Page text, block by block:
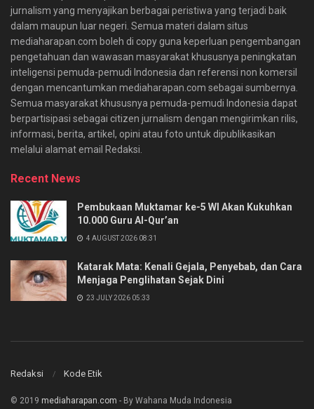
jurnalism yang menyajikan berbagai peristiwa yang terjadi baik
dalam maupun luar negeri. Semua materi dalam situs
mediaharapan.com boleh di copy guna keperluan pengembangan
pengetahuan dan wawasan masyarakat khususnya peningkatan
inteligensi pemuda-pemudi Indonesia dan referensi non komersil
dengan mencantumkan mediaharapan.com sebagai sumbernya.
Semua masyarakat khususnya pemuda-pemudi Indonesia dapat
berpartisipasi sebagai citizen jurnalism dengan mengirimkan rilis,
informasi, berita, artikel, opini atau foto untuk dipublikasikan
melalui alamat email Redaksi.
Recent News
Pembukaan Muktamar ke-5 WI Akan Kukuhkan
10.000 Guru Al-Qur’an
4 AUGUST 2026 08:31
Katarak Mata: Kenali Gejala, Penyebab, dan Cara
Menjaga Penglihatan Sejak Dini
23 JULY 2026 05:33
Redaksi Kode Etik
© 2019 mediaharapan.com - By Wahana Muda Indonesia